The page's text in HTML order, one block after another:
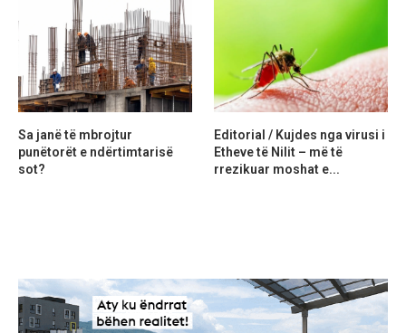
Sa janë të mbrojtur
punëtorët e ndërtimtarisë
sot?
Editorial / Kujdes nga virusi i
Etheve të Nilit – më të
rrezikuar moshat e...